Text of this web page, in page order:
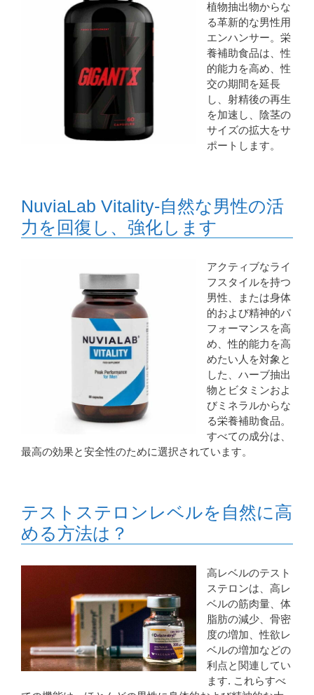
植物抽出物からな
る革新的な男性用
エンハンサー。栄
養補助食品は、性
的能力を高め、性
交の期間を延長
し、射精後の再生
を加速し、陰茎の
サイズの拡大をサ
ポートします。
NuviaLab Vitality-自然な男性の活
力を回復し、強化します
アクティブなライ
フスタイルを持つ
男性、または身体
的および精神的パ
フォーマンスを高
め、性的能力を高
めたい人を対象と
した、ハーブ抽出
物とビタミンおよ
びミネラルからな
る栄養補助食品。
すべての成分は、
最高の効果と安全性のために選択されています。
テストステロンレベルを自然に高
める方法は？
高レベルのテスト
ステロンは、高レ
ベルの筋肉量、体
脂肪の減少、骨密
度の増加、性欲レ
ベルの増加などの
利点と関連してい
ます. これらすべ